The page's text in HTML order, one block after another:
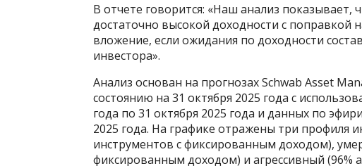
В отчете говорится: «Наш анализ показывает,
достаточно высокой доходности с поправкой
вложение, если ожидания по доходности
инвестора».
Анализ основан на прогнозах Schwab Asset
состоянию на 31 октября 2025 года с
года по 31 октября 2025 года и данных по
2025 года. На графике отражены три профиля
инструментов с фиксированным доходом),
фиксированным доходом) и агрессивный (96%